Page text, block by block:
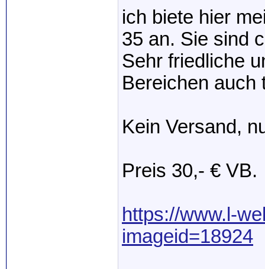
ich biete hier
35 an. Sie sind
Sehr friedliche
Bereichen auch
Kein Versand,
Preis 30,- € VB.
https://www.l-
imageid=18924